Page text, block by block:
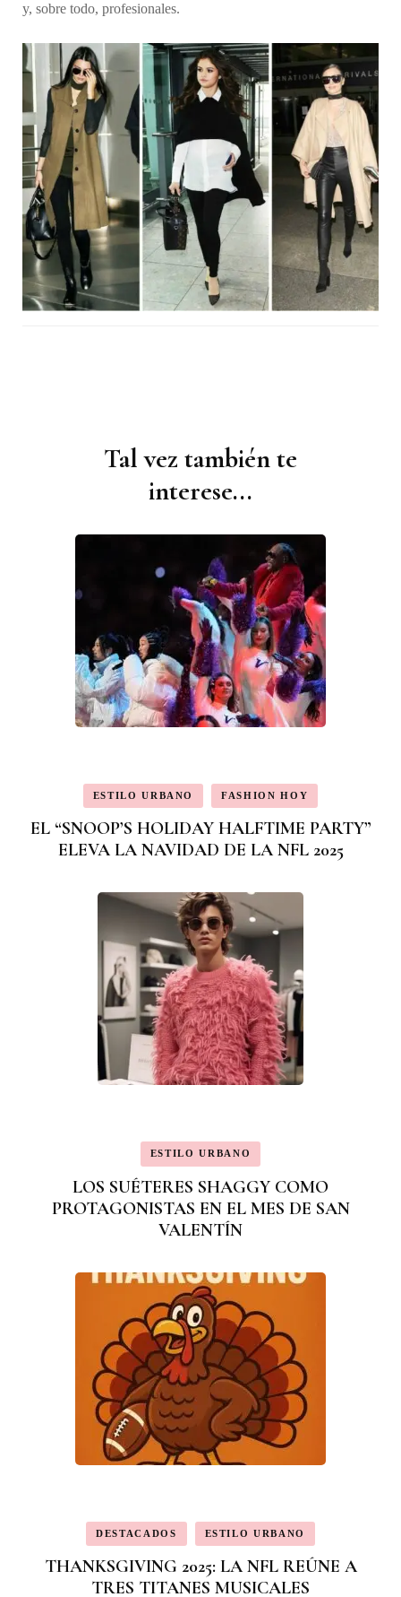
y, sobre todo, profesionales.
Tal vez también te
interese...
ESTILO URBANO FASHION HOY
EL “SNOOP’S HOLIDAY HALFTIME PARTY”
ELEVA LA NAVIDAD DE LA NFL 2025
ESTILO URBANO
LOS SUÉTERES SHAGGY COMO
PROTAGONISTAS EN EL MES DE SAN
VALENTÍN
DESTACADOS ESTILO URBANO
THANKSGIVING 2025: LA NFL REÚNE A
TRES TITANES MUSICALES